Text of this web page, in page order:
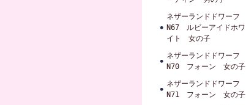
ネザーランドドワーフ
N67 ルビーアイドホワ
イト 女の子
ネザーランドドワーフ
N70 フォーン 女の子
ネザーランドドワーフ
N71 フォーン 女の子